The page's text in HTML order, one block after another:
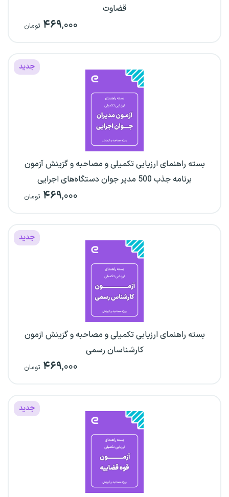
قضاوت
۴۶۹,۰۰۰ تومان
جدید
بسته راهنمای ارزیابی تکمیلی و مصاحبه و گزینش آزمون
برنامه جذب 500 مدیر جوان دستگاه‌های اجرایی
۴۶۹,۰۰۰ تومان
جدید
بسته راهنمای ارزیابی تکمیلی و مصاحبه و گزینش آزمون
کارشناسان رسمی
۴۶۹,۰۰۰ تومان
جدید